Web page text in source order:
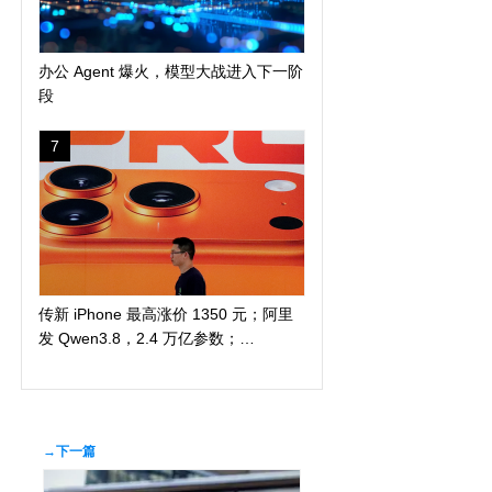
办公 Agent 爆火，模型大战进入下一阶
段
7
传新 iPhone 最高涨价 1350 元；阿里
发 Qwen3.8，2.4 万亿参数；
→下一篇